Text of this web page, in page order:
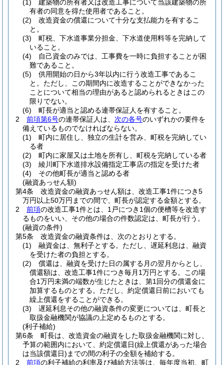
(1)
建築物の所有者又は改造工事について当該建築物の所
有者の同意を得た使用者であること。
(2)
改造資金の償還について十分な支払能力を有するこ
と。
(3)
町税、下水道事業分担金、下水道使用料等を完納して
いること。
(4)
自己資金のみでは、工事費を一時に負担することが困
難であること。
(5)
供用開始の日から3年以内に行う改造工事であるこ
と。 ただし、この期間内に改造することができなかった
ことについて相当の理由があると認められるときはこの
限りでない。
(6)
町長が適当と認める連帯保証人を有すること。
2
前項第6号の連帯保証人は、 次の各号のいずれかの要件を
備えているものでなければならない。
(1)
町内に居住し、独立の生計を営み、町税を完納してい
る者
(2)
町内に家屋又は土地を所有し、町税を完納している者
(3)
綾川町下水道排水設備指定工事店の指定を受けた者
(4)
その他町長が適当と認める者
(融資あっせん額)
第4条
改造資金の融資あっせん額は、改造工事1件につき5
万円以上50万円までの間で、町長が認定する金額とする。
2
前項の改造工事1件とは、1戸につき1個の便槽等を改造す
るものをいい、その他の場合の件数認定は、町長が行う。
(融資の条件)
第5条
改造資金の融資条件は、次のとおりとする。
(1)
融資金は、無利子とする。 ただし、遅延利息は、融資
を受けた者の負担とする。
(2)
償還は、融資を受けた日の属する月の翌月からとし、
償還額は、改造工事1件につき毎月1万円とする。
この場
合1万円未満の端数が生じたときは、第1回分の償還金に
加算するものとする。 ただし、約定償還日前においても
繰上償還をすることができる。
(3)
遅延利息その他の融資条件の変更については、町長と
取扱金融機関が協議の上定めるものとする。
(利子補給)
第6条
町長は、改造資金の融資をした取扱金融機関に対し、
予算の範囲内において、約定償還日(繰上償還があった場合
は当該償還日) までの間の利子の全額を補給する。
2
前項の利子補給の利率及び補給方法等は、毎年度当初、町